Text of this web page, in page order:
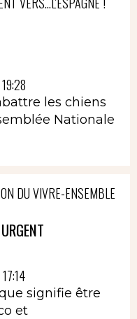
les chiens
Nationale
DU VIVRE-ENSEMBLE
signifie être
et